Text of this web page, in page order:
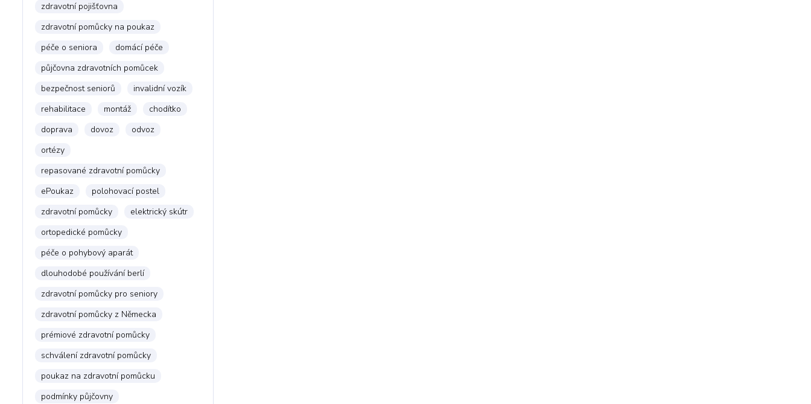
zdravotní pojišťovna
zdravotní pomůcky na poukaz
péče o seniora
domácí péče
půjčovna zdravotních pomůcek
bezpečnost seniorů
invalidní vozík
rehabilitace
montáž
chodítko
doprava
dovoz
odvoz
ortézy
repasované zdravotní pomůcky
ePoukaz
polohovací postel
zdravotní pomůcky
elektrický skútr
ortopedické pomůcky
péče o pohybový aparát
dlouhodobé používání berlí
zdravotní pomůcky pro seniory
zdravotní pomůcky z Německa
prémiové zdravotní pomůcky
schválení zdravotní pomůcky
poukaz na zdravotní pomůcku
podmínky půjčovny